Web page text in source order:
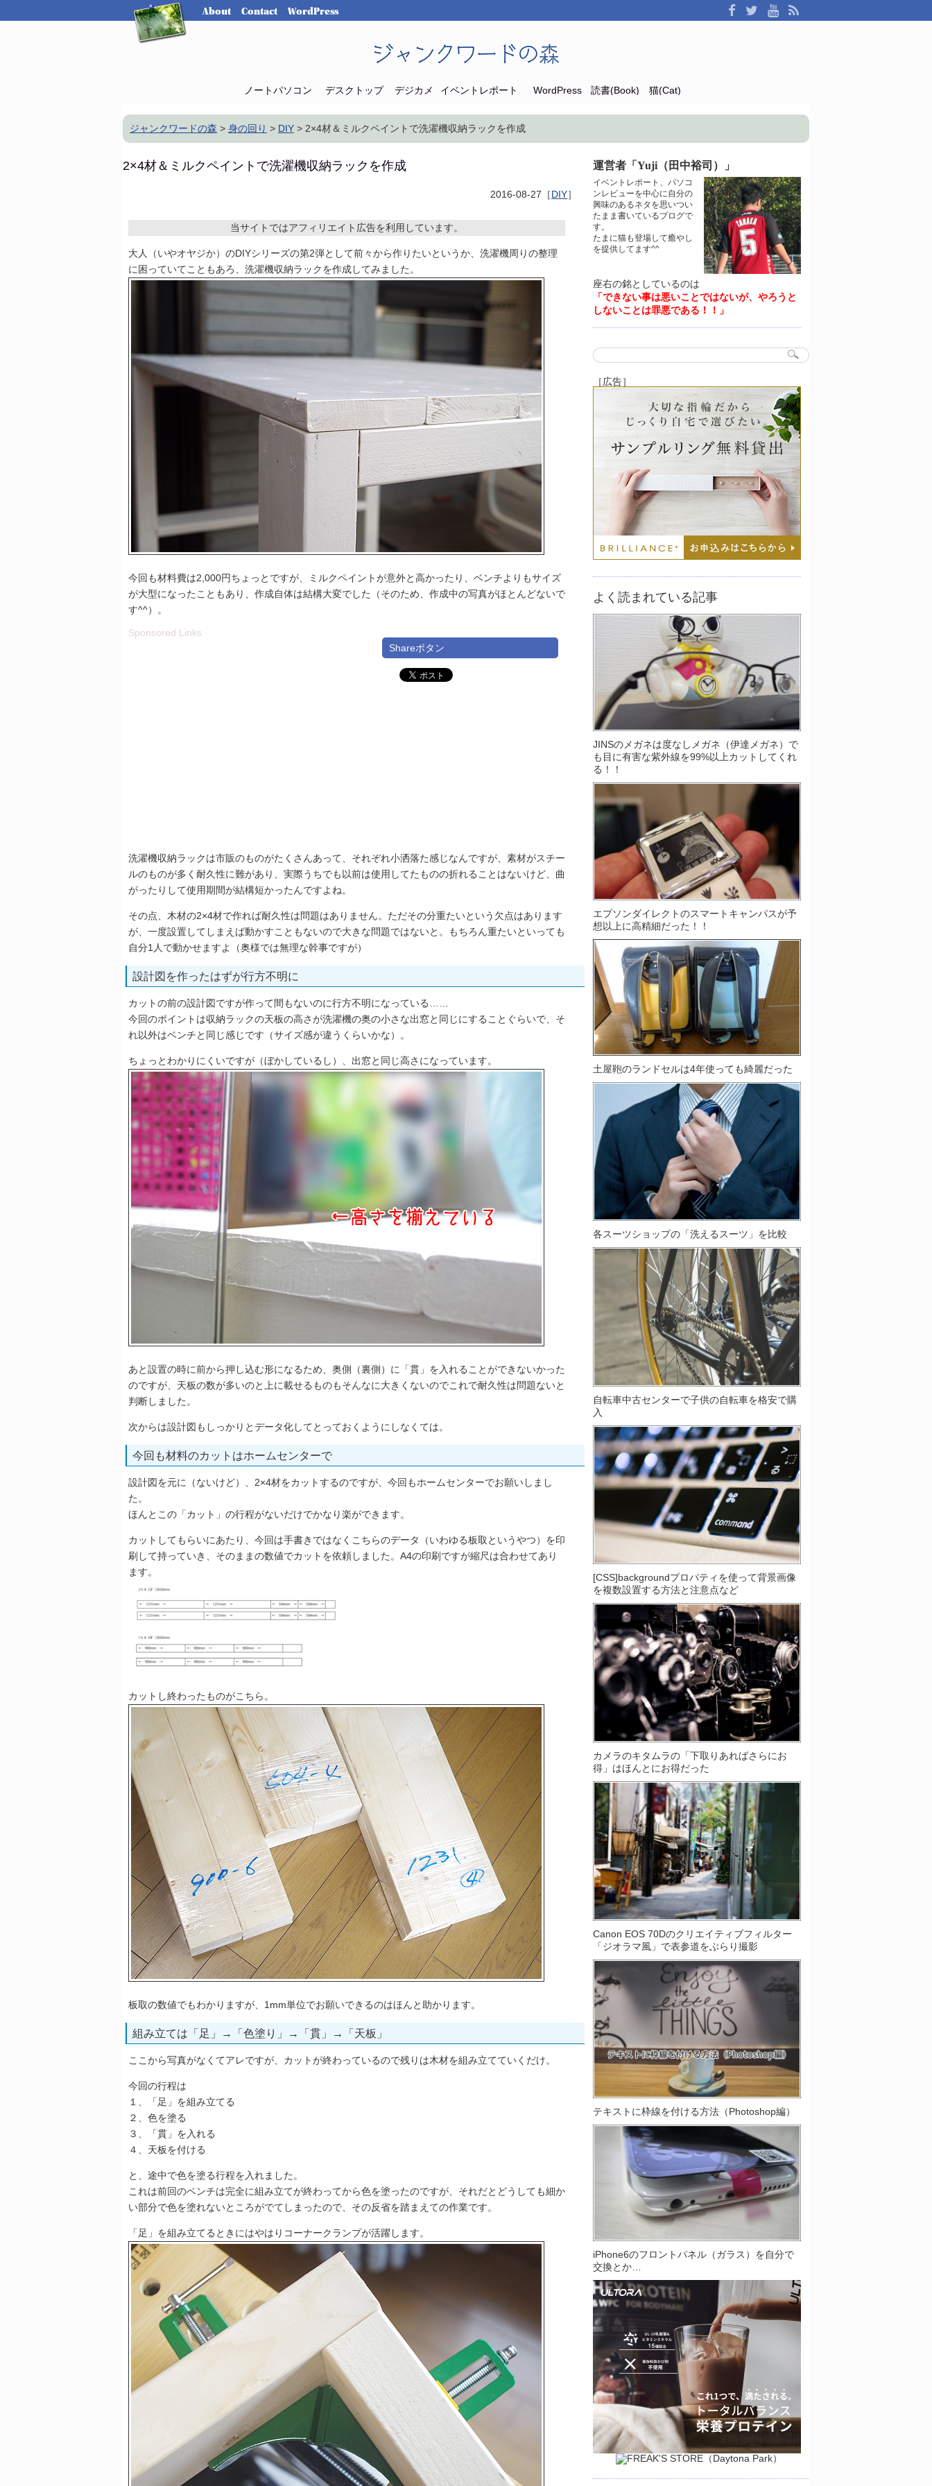
About Contact WordPress
ジャンクワードの森
ノートパソコン デスクトップ デジカメ イベントレポート WordPress 読書(Book) 猫(Cat)
ジャンクワードの森 > 身の回り > DIY > 2×4材＆ミルクペイントで洗濯機収納ラックを作成
2×4材＆ミルクペイントで洗濯機収納ラックを作成
2016-08-27［DIY］
当サイトではアフィリエイト広告を利用しています。
大人（いやオヤジか）のDIYシリーズの第2弾として前々から作りたいというか、洗濯機周りの整理
に困っていてこともあろ、洗濯機収納ラックを作成してみました。
今回も材料費は2,000円ちょっとですが、ミルクペイントが意外と高かったり、ベンチよりもサイズ
が大型になったこともあり、作成自体は結構大変でした（そのため、作成中の写真がほとんどないで
す^^）。
Sponsored Links
Shareボタン
洗濯機収納ラックは市販のものがたくさんあって、それぞれ小洒落た感じなんですが、素材がスチー
ルのものが多く耐久性に難があり、実際うちでも以前は使用してたものの折れることはないけど、曲
がったりして使用期間が結構短かったんですよね。
その点、木材の2×4材で作れば耐久性は問題はありません。ただその分重たいという欠点はあります
が、一度設置してしまえば動かすこともないので大きな問題ではないと。もちろん重たいといっても
自分1人で動かせますよ（奥様では無理な幹事ですが）
設計図を作ったはずが行方不明に
カットの前の設計図ですが作って間もないのに行方不明になっている……
今回のポイントは収納ラックの天板の高さが洗濯機の奥の小さな出窓と同じにすることぐらいで、そ
れ以外はベンチと同じ感じです（サイズ感が違うくらいかな）。
ちょっとわかりにくいですが（ぼかしているし）、出窓と同じ高さになっています。
あと設置の時に前から押し込む形になるため、奥側（裏側）に「貫」を入れることができないかった
のですが、天板の数が多いのと上に載せるものもそんなに大きくないのでこれで耐久性は問題ないと
判断しました。
次からは設計図もしっかりとデータ化してとっておくようにしなくては。
今回も材料のカットはホームセンターで
設計図を元に（ないけど）、2×4材をカットするのですが、今回もホームセンターでお願いしまし
た。
ほんとこの「カット」の行程がないだけでかなり楽ができます。
カットしてもらいにあたり、今回は手書きではなくこちらのデータ（いわゆる板取というやつ）を印
刷して持っていき、そのままの数値でカットを依頼しました。A4の印刷ですが縮尺は合わせてあり
ます。
カットし終わったものがこちら。
板取の数値でもわかりますが、1mm単位でお願いできるのはほんと助かります。
組み立ては「足」→「色塗り」→「貫」→「天板」
ここから写真がなくてアレですが、カットが終わっているので残りは木材を組み立てていくだけ。
今回の行程は
１、「足」を組み立てる
２、色を塗る
３、「貫」を入れる
４、天板を付ける
と、途中で色を塗る行程を入れました。
これは前回のベンチは完全に組み立てが終わってから色を塗ったのですが、それだとどうしても細か
い部分で色を塗れないところがでてしまったので、その反省を踏まえての作業です。
「足」を組み立てるときにはやはりコーナークランプが活躍します。
運営者「Yuji（田中裕司）」
イベントレポート、パソコ
ンレビューを中心に自分の
興味のあるネタを思いつい
たまま書いているブログで
す。
たまに猫も登場して癒やし
を提供してます^^
座右の銘としているのは
「できない事は悪いことではないが、やろうと
しないことは罪悪である！！」
［広告］
よく読まれている記事
JINSのメガネは度なしメガネ（伊達メガネ）で
も目に有害な紫外線を99%以上カットしてくれ
る！！
エプソンダイレクトのスマートキャンパスが予
想以上に高精細だった！！
土屋鞄のランドセルは4年使っても綺麗だった
各スーツショップの「洗えるスーツ」を比較
自転車中古センターで子供の自転車を格安で購
入
[CSS]backgroundプロパティを使って背景画像
を複数設置する方法と注意点など
カメラのキタムラの「下取りあればさらにお
得」はほんとにお得だった
Canon EOS 70Dのクリエイティブフィルター
「ジオラマ風」で表参道をぶらり撮影
テキストに枠線を付ける方法（Photoshop編）
iPhone6のフロントパネル（ガラス）を自分で
交換とか…